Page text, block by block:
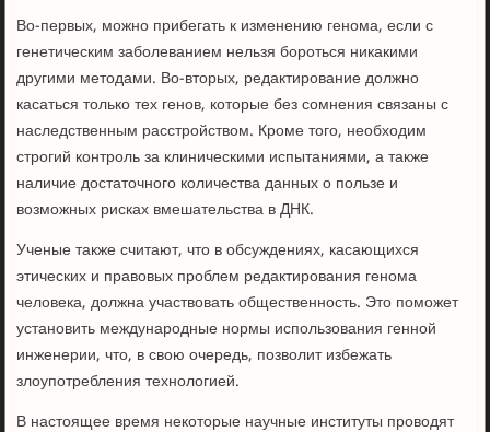
Во-первых, можно прибегать к изменению генома, если с
генетическим заболеванием нельзя бороться никакими
другими методами. Во-вторых, редактирование должно
касаться только тех генов, которые без сомнения связаны с
наследственным расстройством. Кроме того, необходим
строгий контроль за клиническими испытаниями, а также
наличие достаточного количества данных о пользе и
возможных рисках вмешательства в ДНК.
Ученые также считают, что в обсуждениях, касающихся
этических и правовых проблем редактирования генома
человека, должна участвовать общественность. Это поможет
установить международные нормы использования генной
инженерии, что, в свою очередь, позволит избежать
злоупотребления технологией.
В настоящее время некоторые научные институты проводят